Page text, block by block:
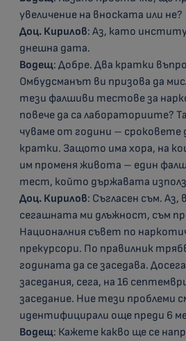
увеличение на вноската или не?
Доц. Кирилов: Аз, като
днешна дата.
Водещ: Добре. Два кратки
Омбудсманът ви призова да
тези фалшиви тестове за
повече да са лабораториите?
чуваме от години –
кратки. Защото има хора, на
им променя живота – един
тест, който държавата
Доц. Кирилов: Съгласен съм.
сегашната ми длъжност, съм
Националния съвет по
прекурсори. По правилник
годината да се заседава.
заседания, сега, на 16
заседание. Ние тези проблеми
идентифицирали още преди 6
Водещ: Кажете какво ще се